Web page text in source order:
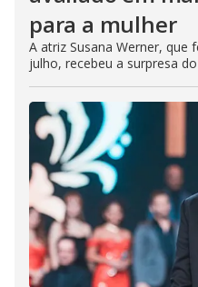
para a mulher
A atriz Susana Werner, que
julho, recebeu a surpresa